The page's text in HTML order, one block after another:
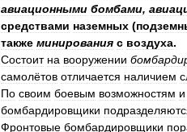
авиационными бомбами,
средствами наземных (
также минирования с воздуха.
Состоит на вооружении
самолётов отличается наличием
По своим боевым возможностям и
бомбардировщики
Фронтовые бомбардировщики